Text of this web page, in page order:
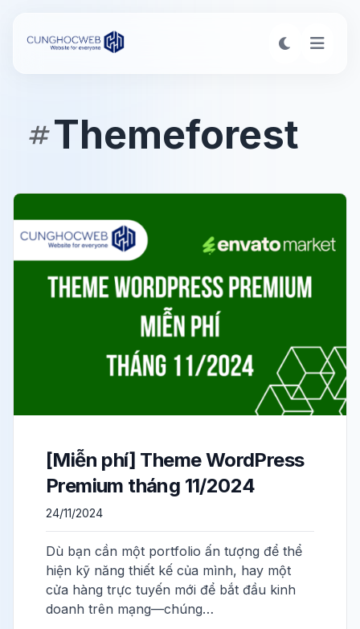
Themeforest
[Miễn phí] Theme WordPress
Premium tháng 11/2024
24/11/2024
Dù bạn cần một portfolio ấn tượng để thể
hiện kỹ năng thiết kế của mình, hay một
cửa hàng trực tuyến mới để bắt đầu kinh
doanh trên mạng—chúng…